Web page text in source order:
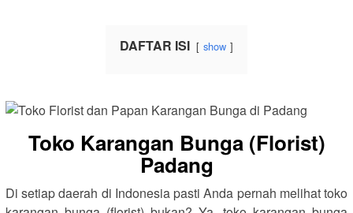
DAFTAR ISI show
Toko Karangan Bunga (Florist)
Padang
Di setiap daerah di Indonesia pasti Anda pernah melihat toko